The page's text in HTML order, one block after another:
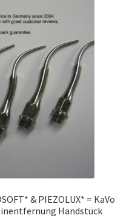
& PIEZOLUX* = KaVo
Handstück